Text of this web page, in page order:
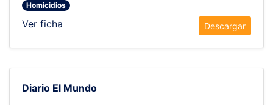
Homicidios
Ver ficha Descargar
Diario El Mundo